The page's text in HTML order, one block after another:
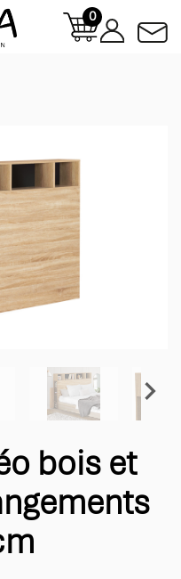
0

bois et